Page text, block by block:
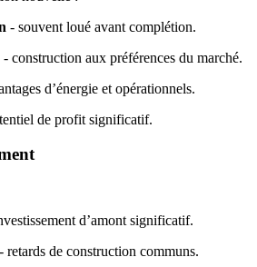
- souvent loué avant complétion.
- construction aux préférences du marché.
d’énergie et opérationnels.
de profit significatif.
d’amont significatif.
- retards de construction communs.